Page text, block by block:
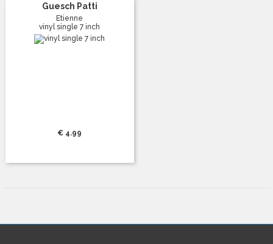
Guesch Patti
Etienne
vinyl single 7 inch
€ 4.99